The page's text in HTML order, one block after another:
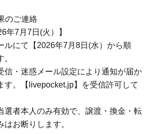
のご連絡
年7月7日(火）】
ルにて【2026年7月8日(水）から順
信・迷惑メール設定により通知が届か
す。【livepocket.jp】を受信許可して
選者本人のみ有効で、譲渡・換金・転
お断りします。